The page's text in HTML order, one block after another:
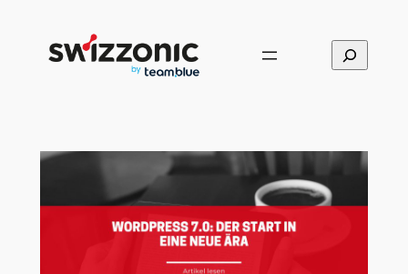
Suchen